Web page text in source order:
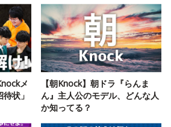
メ
状」
【朝Knock】朝ドラ『らんま
ん』主人公のモデル、どんな人
か知ってる？